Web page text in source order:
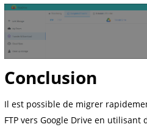
Conclusion
Il est possible de migrer
FTP vers Google Drive en